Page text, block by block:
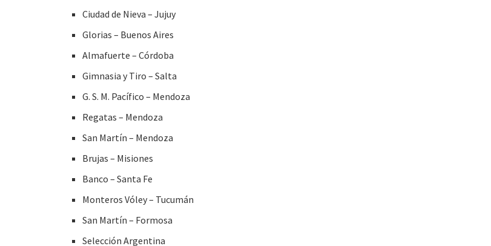
Ciudad de Nieva – Jujuy
Glorias – Buenos Aires
Almafuerte – Córdoba
Gimnasia y Tiro – Salta
G. S. M. Pacífico – Mendoza
Regatas – Mendoza
San Martín – Mendoza
Brujas – Misiones
Banco – Santa Fe
Monteros Vóley – Tucumán
San Martín – Formosa
Selección Argentina